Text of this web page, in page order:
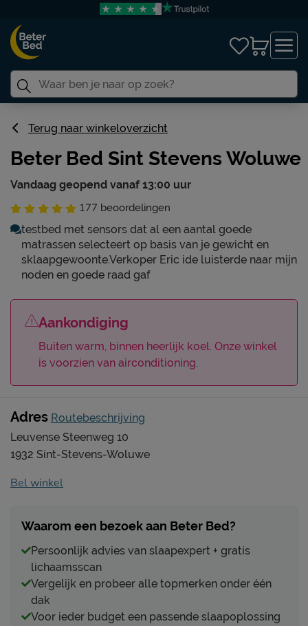
Terug naar winkeloverzicht
Beter Bed Sint Stevens Woluwe
Vandaag geopend vanaf 13:00 uur
177 beoordelingen
testbed met sensors dat al een aantal goede
matrassen selecteert op basis van je gewicht en
sklaapgewoonte.Verkoper Eric ide luisterde naar mijn
noden en goede raad gaf
Aankondiging
Buiten warm, binnen heerlijk koel. Onze winkel
is voorzien van airconditioning.
Adres Routebeschrijving
Leuvense Steenweg 10
1932 Sint-Stevens-Woluwe
Bel winkel
Waarom een bezoek aan Beter Bed?
Persoonlijk advies van slaapexpert + gratis
lichaamsscan
Vergelijk en probeer alle topmerken onder één
dak
Voor ieder budget een passende slaapoplossing